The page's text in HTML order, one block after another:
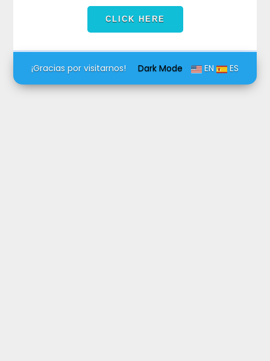
Dark Mode EN ES
¡Gracias por visitarnos!